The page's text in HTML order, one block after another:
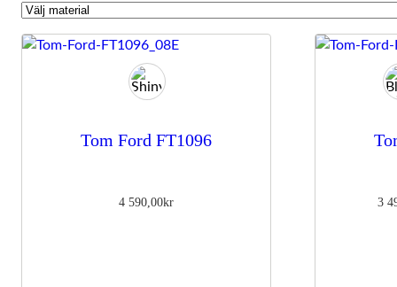
Tom Ford FT1096
4 590,00kr 3